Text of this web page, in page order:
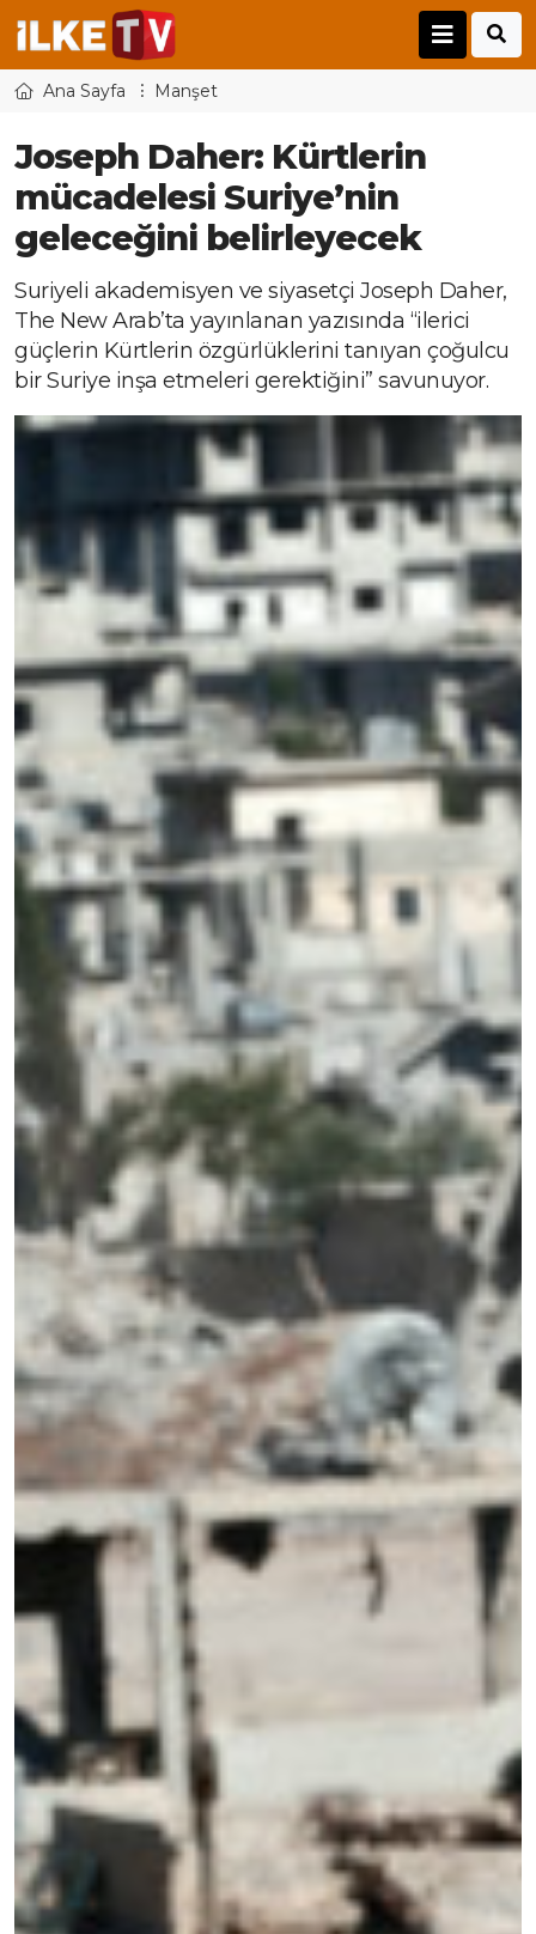
Ana Sayfa Manşet
Joseph Daher: Kürtlerin
mücadelesi Suriye’nin
geleceğini belirleyecek
Suriyeli akademisyen ve siyasetçi Joseph Daher,
The New Arab’ta yayınlanan yazısında “ilerici
güçlerin Kürtlerin özgürlüklerini tanıyan çoğulcu
bir Suriye inşa etmeleri gerektiğini” savunuyor.